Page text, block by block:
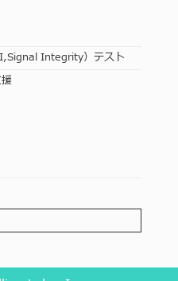
Integrity）テスト